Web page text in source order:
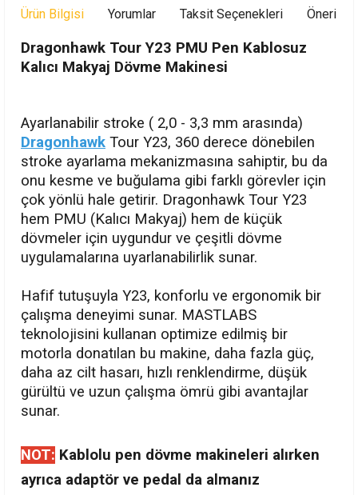
Ürün Bilgisi Yorumlar Taksit Seçenekleri
Dragonhawk Tour Y23 PMU Pen Kablosuz
Kalıcı Makyaj Dövme Makinesi
Ayarlanabilir stroke ( 2,0 - 3,3 mm arasında)
Dragonhawk Tour Y23, 360 derece dönebilen
stroke ayarlama mekanizmasına sahiptir, bu da
onu kesme ve buğulama gibi farklı görevler için
çok yönlü hale getirir. Dragonhawk Tour Y23
hem PMU (Kalıcı Makyaj) hem de küçük
dövmeler için uygundur ve çeşitli dövme
uygulamalarına uyarlanabilirlik sunar.
Hafif tutuşuyla Y23, konforlu ve ergonomik bir
çalışma deneyimi sunar. MASTLABS
teknolojisini kullanan optimize edilmiş bir
motorla donatılan bu makine, daha fazla güç,
daha az cilt hasarı, hızlı renklendirme, düşük
gürültü ve uzun çalışma ömrü gibi avantajlar
sunar.
NOT: Kablolu pen dövme makineleri alırken
ayrıca adaptör ve pedal da almanız